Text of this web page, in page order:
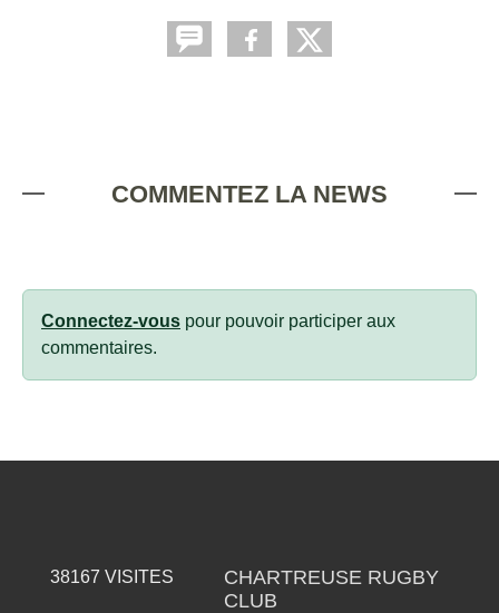
COMMENTEZ LA NEWS
Connectez-vous pour pouvoir participer aux
commentaires.
38167 VISITES
CHARTREUSE RUGBY
CLUB